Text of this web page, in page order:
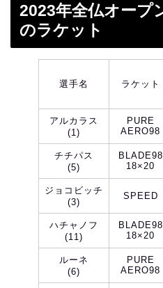
2023年全仏オープ
のラケット
選手名 ラケット
アルカラス
(1)
PURE
AERO98
チチパス
(5)
BLADE98
18×20
ジョコビッチ
(3)
SPEED
ハチャノフ
(11)
BLADE98
18×20
ルーネ
(6)
PURE
AERO98